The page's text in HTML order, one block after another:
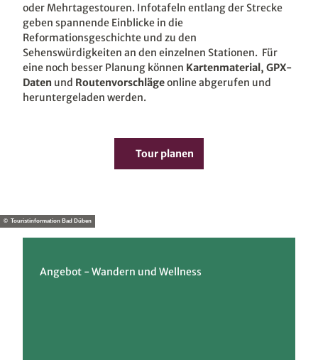
oder Mehrtagestouren. Infotafeln entlang der Strecke
geben spannende Einblicke in die
Reformationsgeschichte und zu den
Sehenswürdigkeiten an den einzelnen Stationen. Für
eine noch besser Planung können Kartenmaterial, GPX-
Daten und Routenvorschlägeonline abgerufen und
heruntergeladen werden.
Tour planen
© Touristinformation Bad Düben
Angebot - Wandern und ­Wellness